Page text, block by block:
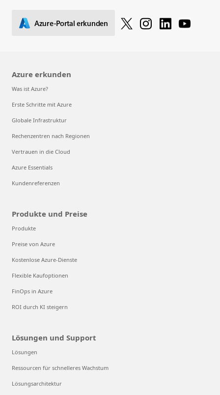
Azure-Portal erkunden
Azure erkunden
Was ist Azure?
Erste Schritte mit Azure
Globale Infrastruktur
Rechenzentren nach Regionen
Vertrauen in die Cloud
Azure Essentials
Kundenreferenzen
Produkte und Preise
Produkte
Preise von Azure
Kostenlose Azure-Dienste
Flexible Kaufoptionen
FinOps in Azure
ROI durch KI steigern
Lösungen und Support
Lösungen
Ressourcen für schnelleres Wachstum
Lösungsarchitektur